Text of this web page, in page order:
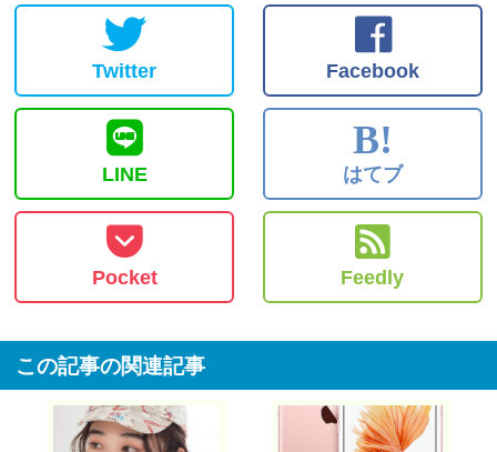
Twitter Facebook
LINE
B!
はてブ
Pocket Feedly
この記事の関連記事